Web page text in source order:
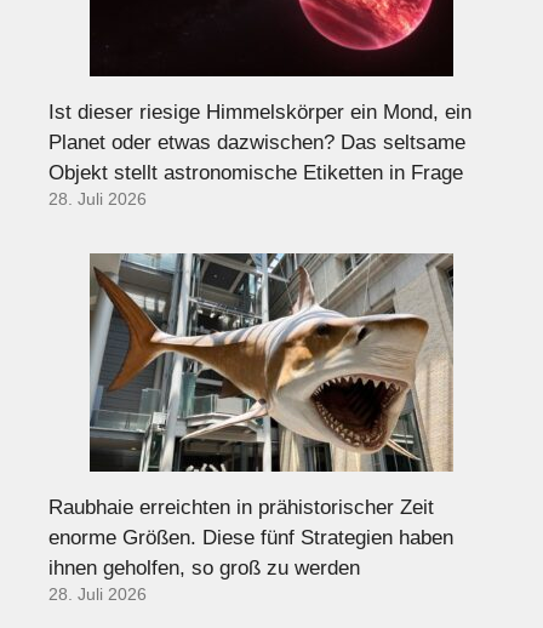
Ist dieser riesige Himmelskörper ein Mond, ein
Planet oder etwas dazwischen? Das seltsame
Objekt stellt astronomische Etiketten in Frage
28. Juli 2026
Raubhaie erreichten in prähistorischer Zeit
enorme Größen. Diese fünf Strategien haben
ihnen geholfen, so groß zu werden
28. Juli 2026